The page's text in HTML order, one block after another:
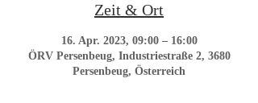
Zeit & Ort
16. Apr. 2023, 09:00 – 16:00
ÖRV Persenbeug, Industriestraße 2, 3680
Persenbeug, Österreich